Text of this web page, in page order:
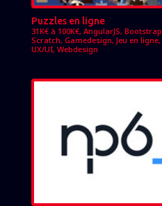
Puzzles en ligne
31K€ à 100K€, AngularJS, Bootstrap
Scratch, Gamedesign, Jeu en ligne,
UX/UI, Webdesign